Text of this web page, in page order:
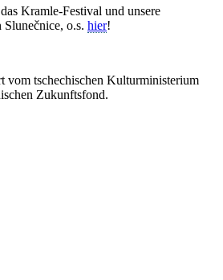
Kramle-Festival und unsere
Slunečnice, o.s. hier!
vom tschechischen Kulturministerium
Zukunftsfond.